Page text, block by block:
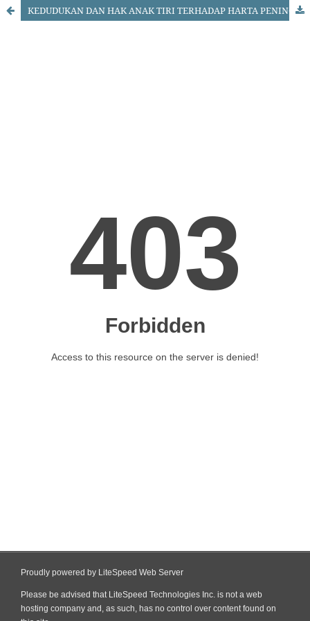
KEDUDUKAN DAN HAK ANAK TIRI TERHADAP HARTA PENINGGALAN ORANG TUA TIRINYA DITINJAU DARI HUKUM KEWARISAN ISLAM